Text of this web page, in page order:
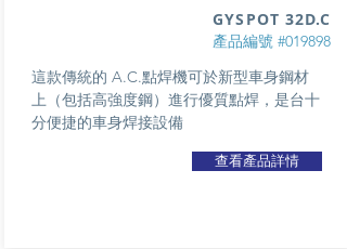
產品編號 #019898
這款傳統的 A.C.點焊機可於新型車身鋼材
上（包括高強度鋼）進行優質點焊，是台十
分便捷的車身焊接設備
GYSPOT 32D.C
查看產品詳情